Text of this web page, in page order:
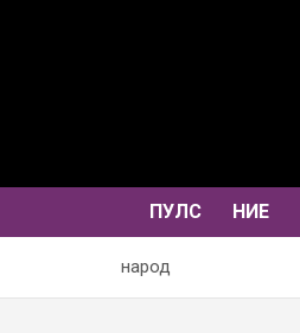
ПУЛС НИЕ
народ